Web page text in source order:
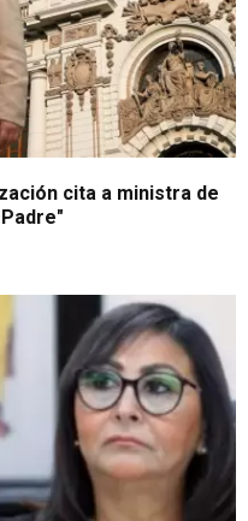
cita a ministra de